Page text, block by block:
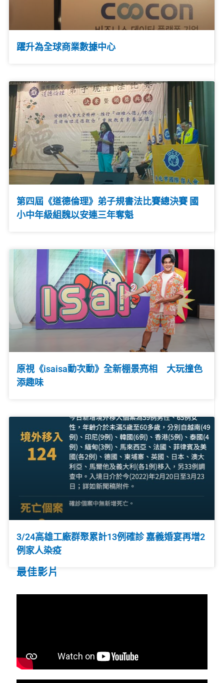
躍升為全球商業數據中心
第四屆《道德倫理》弟子規書法比賽總決賽 國
小中年級組魏以安連三年奪魁
原視《isaisa動次動》全新棚景亮相 大玩撞色
添趣味
3/24高雄工廠群聚累計13例確診 嘉義婚宴再增2
例家人染疫
最佳影片